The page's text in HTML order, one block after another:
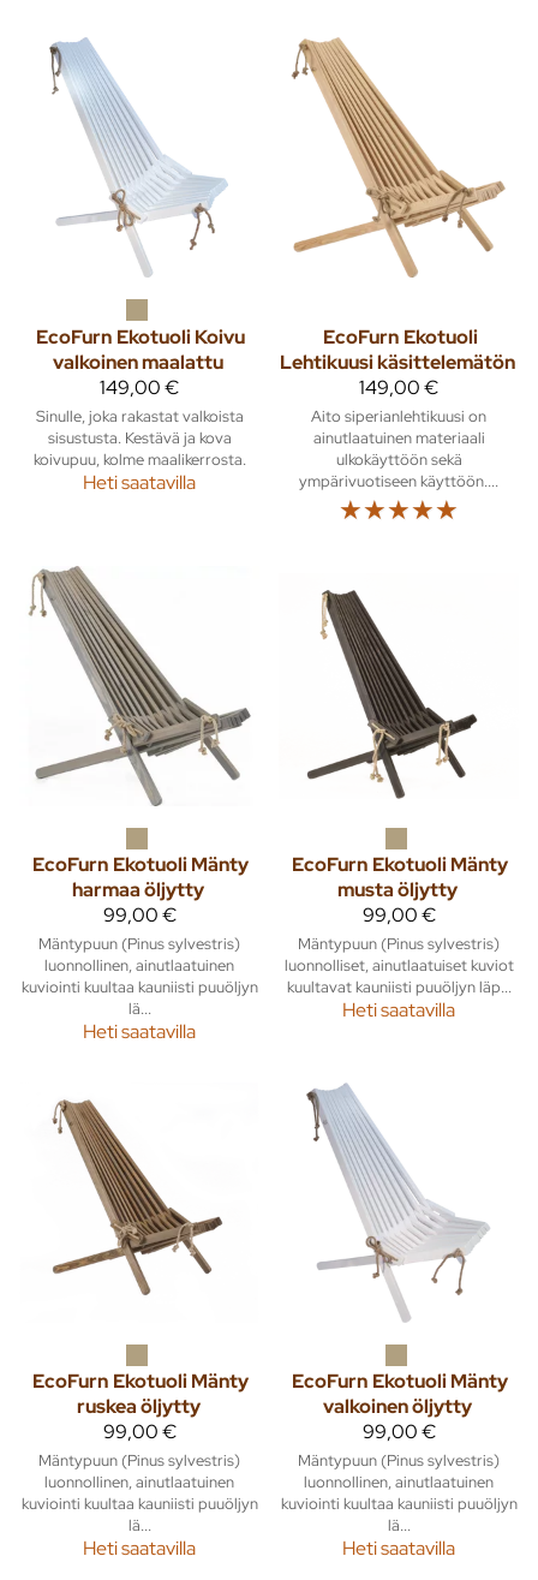
EcoFurn Ekotuoli Koivu
valkoinen maalattu
149,00 €
Sinulle, joka rakastat valkoista
sisustusta. Kestävä ja kova
koivupuu, kolme maalikerrosta.
Heti saatavilla
EcoFurn Ekotuoli
Lehtikuusi käsittelemätön
149,00 €
Aito siperianlehtikuusi on
ainutlaatuinen materiaali
ulkokäyttöön sekä
ympärivuotiseen käyttöön....
☆☆☆☆☆
EcoFurn Ekotuoli Mänty
harmaa öljytty
99,00 €
Mäntypuun (Pinus sylvestris)
luonnollinen, ainutlaatuinen
kuviointi kuultaa kauniisti puuöljyn
lä...
Heti saatavilla
EcoFurn Ekotuoli Mänty
musta öljytty
99,00 €
Mäntypuun (Pinus sylvestris)
luonnolliset, ainutlaatuiset kuviot
kuultavat kauniisti puuöljyn läp...
Heti saatavilla
EcoFurn Ekotuoli Mänty
ruskea öljytty
99,00 €
Mäntypuun (Pinus sylvestris)
luonnollinen, ainutlaatuinen
kuviointi kuultaa kauniisti puuöljyn
lä...
Heti saatavilla
EcoFurn Ekotuoli Mänty
valkoinen öljytty
99,00 €
Mäntypuun (Pinus sylvestris)
luonnollinen, ainutlaatuinen
kuviointi kuultaa kauniisti puuöljyn
lä...
Heti saatavilla